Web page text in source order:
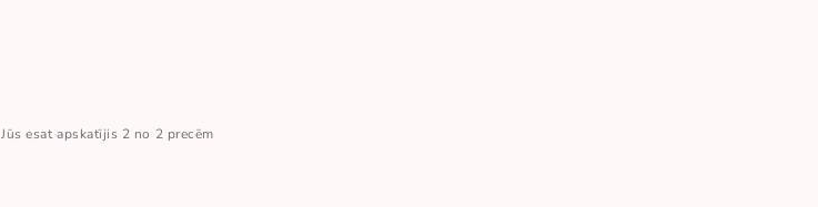
Jūs esat apskatījis 2 no 2 precēm